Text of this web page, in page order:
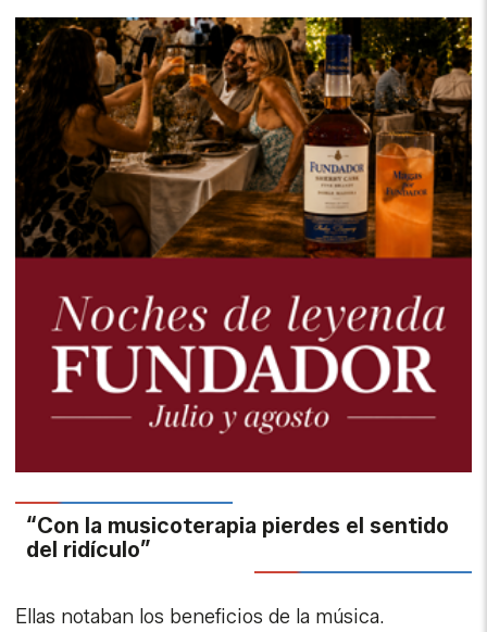
“Con la musicoterapia pierdes el sentido
del ridículo”
Ellas notaban los beneficios de la música.